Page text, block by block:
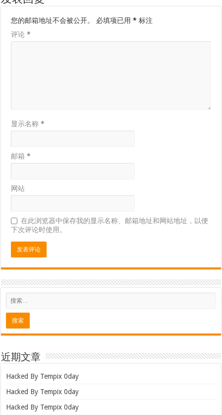
您的邮箱地址不会被公开。 必填项已用* 标注
评论*
显示名称*
邮箱*
网站
在此浏览器中保存我的显示名称、邮箱地址和网站地址，以便
下次评论时使用。
近期文章
Hacked By Tempix 0day
Hacked By Tempix 0day
Hacked By Tempix 0day